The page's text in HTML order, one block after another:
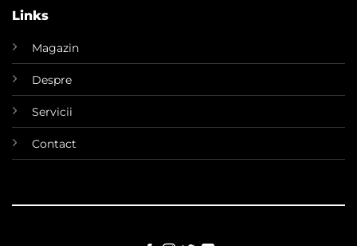
Links
Magazin
Despre
Servicii
Contact